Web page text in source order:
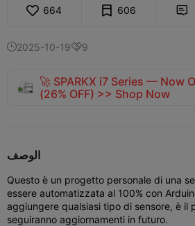
664 606 
2025-10-199
🚀 SPARKX i7 Series — Now
(26% OFF) >> Shop Now
الوصف
Questo è un progetto personale di una
essere automatizzata al 100% con
aggiungere qualsiasi tipo di sensore, è il
seguiranno aggiornamenti in futuro.